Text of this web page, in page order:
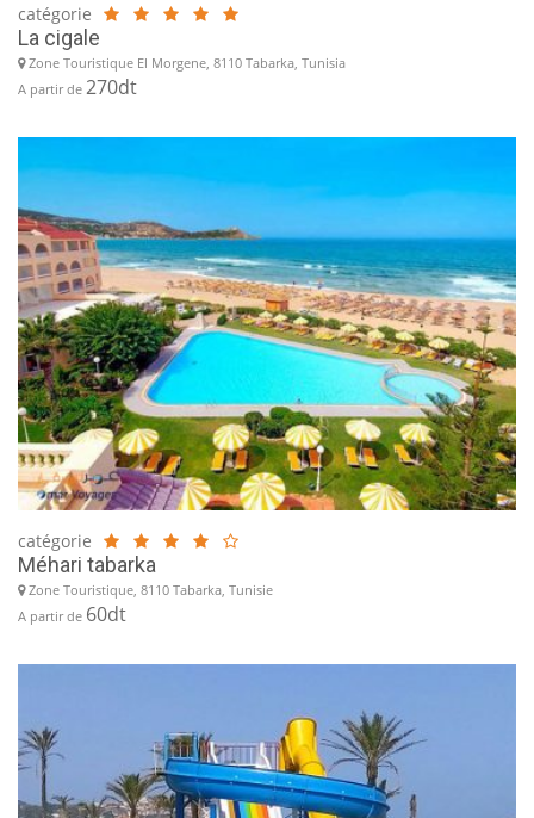
catégorie
La cigale
Zone Touristique El Morgene, 8110 Tabarka, Tunisia
A partir de 270dt
catégorie
Méhari tabarka
Zone Touristique, 8110 Tabarka, Tunisie
A partir de 60dt